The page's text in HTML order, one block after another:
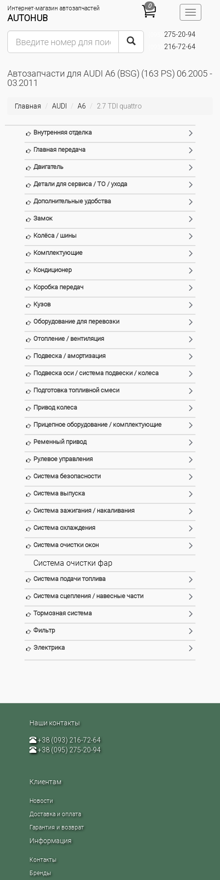
Toggle
0
Интернет-магазин автозапчастей
AUTOHUB
275-20-94
216-72-64
Автозапчасти для AUDI A6 (BSG) (163 PS) 06.2005 -
03.2011
Главная AUDI A6 2.7 TDI quattro
Внутренняя отделка
Главная передача
Двигатель
Детали для сервиса / ТО / ухода
Дополнительные удобства
Замок
Колёса / шины
Комплектующие
Кондиционер
Коробка передач
Кузов
Оборудование для перевозки
Отопление / вентиляция
Подвеска / амортизация
Подвеска оси / система подвески / колеса
Подготовка топливной смеси
Привод колеса
Прицепное оборудование / комплектующие
Ременный привод
Рулевое управления
Система безопасности
Система выпуска
Система зажигания / накаливания
Система охлаждения
Система очистки окон
Система очистки фар
Система подачи топлива
Система сцепления / навесные части
Тормозная система
Фильтр
Электрика
Наши контакты
+38 (093) 216-72-64
+38 (095) 275-20-94
Клиентам
Новости
Доставка и оплата
Гарантия и возврат
Информация
Контакты
Бренды